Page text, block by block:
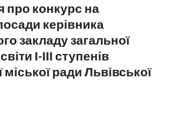
про конкурс на
керівника
закладу загальної
І-ІІІ ступенів
міської ради Львівської